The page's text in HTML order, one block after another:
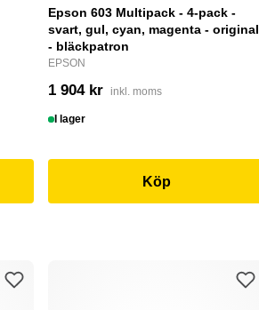
Epson 603 Multipack - 4-pack -
svart, gul, cyan, magenta - original
- bläckpatron
EPSON
1 904 kr inkl. moms
I lager
Köp